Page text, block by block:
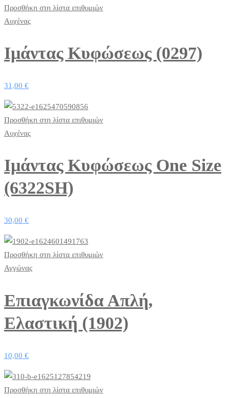
Προσθήκη στη λίστα επιθυμιών
Αυχένας
Ιμάντας Κυφώσεως (0297)
31,00 €
Προσθήκη στη λίστα επιθυμιών
Αυχένας
Ιμάντας Κυφώσεως One Size
(6322SH)
30,00 €
Προσθήκη στη λίστα επιθυμιών
Αγγώνας
Eπιαγκωνίδα Απλή,
Ελαστική (1902)
10,00 €
Προσθήκη στη λίστα επιθυμιών